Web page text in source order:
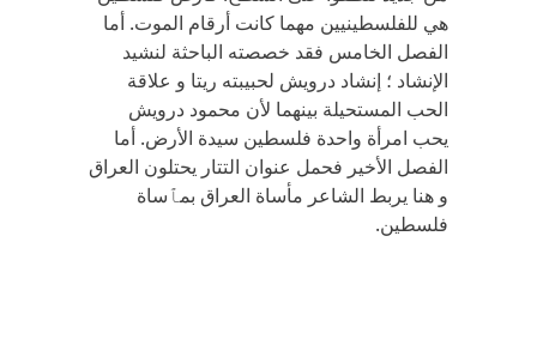
هي للفلسطينيين مهما كانت أرقام الموت. أما
الفصل الخامس فقد خصصته الباحثة لنشيد
الإنشاد ؛ إنشاد درويش لحبيبته ريتا و علاقة
الحب المستحيلة بينهما لأن محمود درويش
يحب امرأة واحدة فلسطين سيدة الأرض. أما
الفصل الأخير فحمل عنوان التتار يحتلون العراق
و هنا يربط الشاعر مأساة العراق بمٱساة
فلسطين.